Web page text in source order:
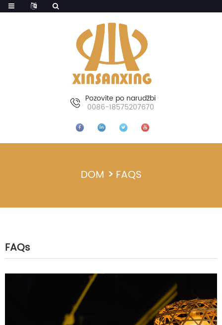
Pozovite po narudžbi
0086-18575207670
DOM FAQS
FAQs